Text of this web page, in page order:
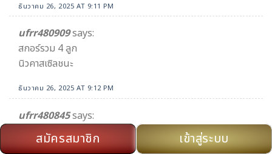
ธันวาคม 26, 2025 AT 9:11 PM
ufrr480909says:
สกอร์รวม 4 ลูก
นิวคาสเซิลชนะ
ธันวาคม 26, 2025 AT 9:12 PM
ufrr480845says:
สกอร์รวน 4 ประตู
แมนยูชนะสมัครสมาชิก เข้าสู่ระบบ